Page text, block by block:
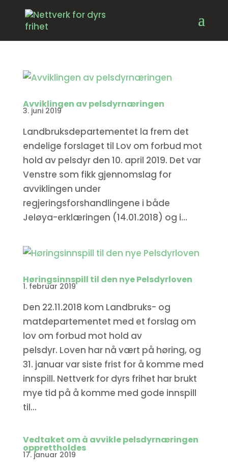
Avviklingen av pelsdyrnæringen
3. juni 2019
Landbruksdepartementet la frem det
endelige forslaget til Lov om forbud mot
hold av pelsdyr den 10. april 2019. Det var
Venstre som fikk gjennomslag for
avviklingen under
regjeringsforshandlingene i både
Jeløya-erklæringen (14.01.2018) og i...
Høringsinnspill til den nye Pelsdyrloven
1. februar 2019
Den 22.11.2018 kom Landbruks- og
matdepartementet med et forslag om
lov om forbud mot hold av
pelsdyr. Loven har nå vært på høring, og
31. januar var siste frist for å komme med
innspill. Nettverk for dyrs frihet har brukt
mye tid på å komme med gode innspill
til...
Vedtaket om å avvikle pelsdyrnæringen
opprettholdes
17. januar 2019